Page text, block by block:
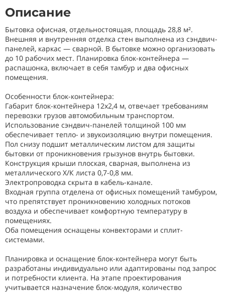
Описание
Бытовка офисная, отдельностоящая, площадь 28,8 м².
Внешняя и внутренняя отделка стен выполнена из сэндвич-
панелей, каркас — сварной. В бытовке можно организовать
до 10 рабочих мест. Планировка блок-контейнера —
распашонка, включает в себя тамбур и два офисных
помещения.
Особенности блок-контейнера:
Габарит блок-контейнера 12х2,4 м, отвечает требованиям
перевозки грузов автомобильным транспортом.
Использование сэндвич-панелей толщиной 100 мм
обеспечивает тепло- и звукоизоляцию внутри помещения.
Пол снизу подшит металлическим листом для защиты
бытовки от проникновения грызунов внутрь бытовки.
Конструкция крыши плоская, сварная, выполнена из
металлического Х/К листа 0,7-0,8 мм.
Электропроводка скрыта в кабель-канале.
Входная группа отделена от офисных помещений тамбуром,
что препятствует проникновению холодных потоков
воздуха и обеспечивает комфортную температуру в
помещениях.
Оба помещения оснащены конвекторами и сплит-
системами.
Планировка и оснащение блок-контейнера могут быть
разработаны индивидуально или адаптированы под запрос
и потребности клиента. На этапе проектирования
учитывается назначение блок-модуля, количество